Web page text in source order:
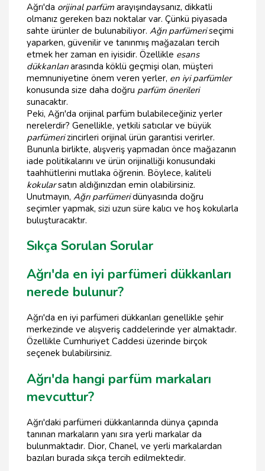
Ağrı'da orijinal parfüm arayışındaysanız, dikkatli
olmanız gereken bazı noktalar var. Çünkü piyasada
sahte ürünler de bulunabiliyor. Ağrı parfümeriseçimi
yaparken, güvenilir ve tanınmış mağazaları tercih
etmek her zaman en iyisidir. Özellikle esans
dükkanlarıarasında köklü geçmişi olan, müşteri
memnuniyetine önem veren yerler, en iyi parfümler
konusunda size daha doğru parfüm önerileri
sunacaktır.
Peki, Ağrı'da orijinal parfüm bulabileceğiniz yerler
nerelerdir? Genellikle, yetkili satıcılar ve büyük
parfümerizincirleri orijinal ürün garantisi verirler.
Bununla birlikte, alışveriş yapmadan önce mağazanın
iade politikalarını ve ürün orijinalliği konusundaki
taahhütlerini mutlaka öğrenin. Böylece, kaliteli
kokularsatın aldığınızdan emin olabilirsiniz.
Unutmayın, Ağrı parfümeridünyasında doğru
seçimler yapmak, sizi uzun süre kalıcı ve hoş kokularla
buluşturacaktır.
Sıkça Sorulan Sorular
Ağrı'da en iyi parfümeri dükkanları
nerede bulunur?
Ağrı'da en iyi parfümeri dükkanları genellikle şehir
merkezinde ve alışveriş caddelerinde yer almaktadır.
Özellikle Cumhuriyet Caddesi üzerinde birçok
seçenek bulabilirsiniz.
Ağrı'da hangi parfüm markaları
mevcuttur?
Ağrı'daki parfümeri dükkanlarında dünya çapında
tanınan markaların yanı sıra yerli markalar da
bulunmaktadır. Dior, Chanel, ve yerli markalardan
bazıları burada sıkça tercih edilmektedir.